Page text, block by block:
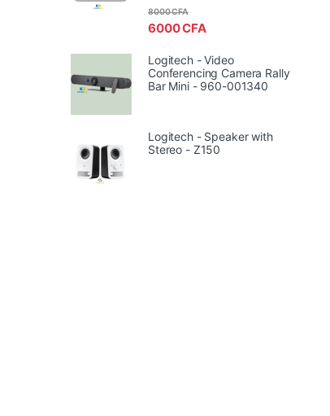
6000CFA
8000CFA
Logitech - Video
Conferencing Camera Rally
Bar Mini - 960-001340
Logitech - Speaker with
Stereo - Z150